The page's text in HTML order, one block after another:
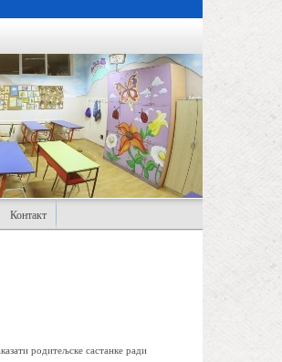
Контакт
родитељске састанке ради